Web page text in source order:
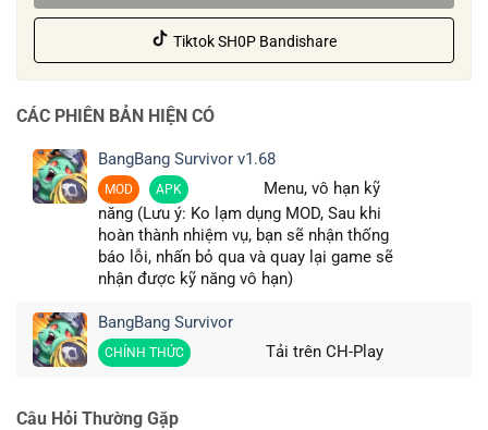
Tiktok SH0P Bandishare
CÁC PHIÊN BẢN HIỆN CÓ
BangBang Survivor v1.68
MOD APK
Menu, vô hạn kỹ
năng (Lưu ý: Ko lạm dụng MOD, Sau khi
hoàn thành nhiệm vụ, bạn sẽ nhận thống
báo lỗi, nhấn bỏ qua và quay lại game sẽ
nhận được kỹ năng vô hạn)
BangBang Survivor
CHÍNH THỨC Tải trên CH-Play
Câu Hỏi Thường Gặp